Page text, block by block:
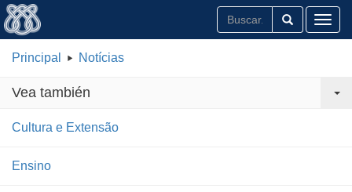
Principal Notícias
Vea también
Cultura e Extensão
Ensino